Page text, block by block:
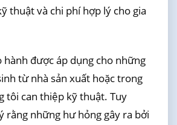
thuật và chi phí hợp lý cho gia
hành được áp dụng cho những
từ nhà sản xuất hoặc trong
tôi can thiệp kỹ thuật. Tuy
rằng những hư hỏng gây ra bởi